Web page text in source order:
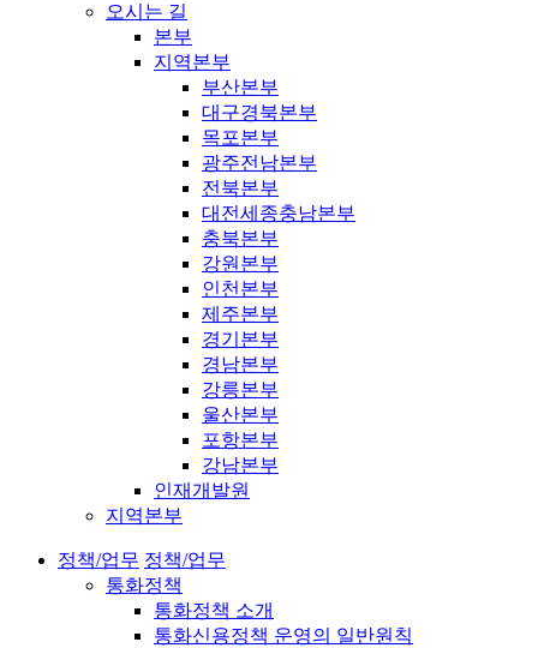
오시는 길
본부
지역본부
부산본부
대구경북본부
목포본부
광주전남본부
전북본부
대전세종충남본부
충북본부
강원본부
인천본부
제주본부
경기본부
경남본부
강릉본부
울산본부
포항본부
강남본부
인재개발원
지역본부
정책/업무 정책/업무
통화정책
통화정책 소개
통화신용정책 운영의 일반원칙